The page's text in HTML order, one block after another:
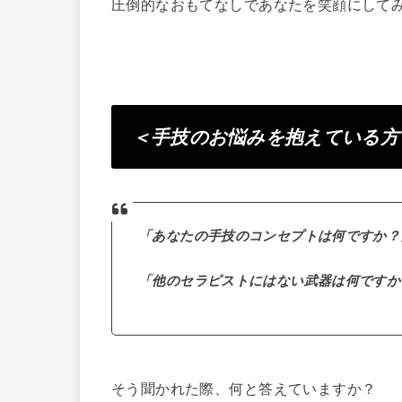
圧倒的なおもてなしであなたを笑顔にして
＜手技のお悩みを抱えている方
「あなたの手技のコンセプトは何ですか？
「他のセラピストにはない武器は何ですか
そう聞かれた際、何と答えていますか？